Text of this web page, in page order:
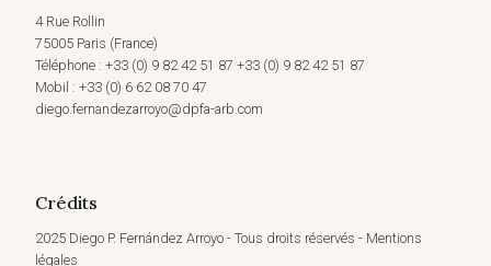
4 Rue Rollin
75005 Paris (France)
Téléphone : +33 (0) 9 82 42 51 87 +33 (0) 9 82 42 51 87
Mobil : +33 (0) 6 62 08 70 47
diego.fernandezarroyo@dpfa-arb.com
Crédits
2025 Diego P. Fernández Arroyo - Tous droits réservés - Mentions
légales